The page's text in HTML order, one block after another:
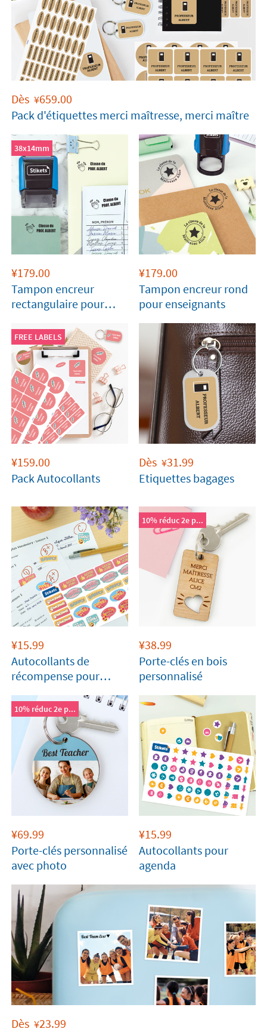
Dès ¥659.00
Pack d'étiquettes merci maîtresse, merci maître
38x14mm
¥179.00
Tampon encreur
rectangulaire pour
¥179.00
Tampon encreur rond
pour enseignants
FREE LABELS
¥159.00
Pack Autocollants
Dès ¥31.99
Etiquettes bagages
¥15.99
Autocollants de
récompense pour
10% réduc 2e p...
¥38.99
Porte-clés en bois
personnalisé
10% réduc 2e p...
¥69.99
Porte-clés personnalisé
avec photo
¥15.99
Autocollants pour
agenda
Dès ¥23.99